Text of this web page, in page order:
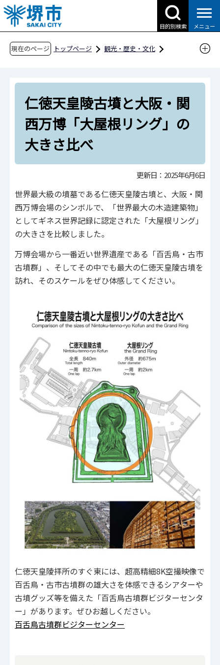
こ
の
ペ
目的別検索 メニュー
現在のページ トップページ
観光・歴史・文化
世界遺産「百舌鳥・古市古墳群」
百舌鳥・古市古墳群を「知る」
百舌鳥・古市古墳群とは
仁徳天皇陵古墳と大阪・関西万博「大屋根リン
グ」の大きさ比べ
仁徳天皇陵古墳と大阪・関
西万博「大屋根リング」の
大きさ比べ
更新日：2025年6月6日
世界最大級の墳墓である仁徳天皇陵古墳と、大阪・関
西万博会場のシンボルで、「世界最大の木造建築物」
としてギネス世界記録に認定された「大屋根リング」
の大きさを比較しました。
万博会場から一番近い世界遺産である「百舌鳥・古市
古墳群」、そしてその中でも最大の仁徳天皇陵古墳を
訪れ、そのスケールをぜひ体感してください。
仁徳天皇陵拝所のすぐ東には、超高精細8K空撮映像で
百舌鳥・古市古墳群の雄大さを体感できるシアターや
古墳グッズ等を備えた「百舌鳥古墳群ビジターセンタ
ー」があります。ぜひお越しください。
百舌鳥古墳群ビジターセンター